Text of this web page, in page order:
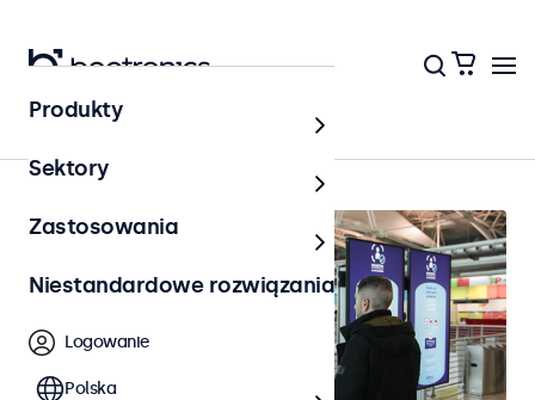
Kontrola dostępu
Produkty
Sektory
Zastosowania
Niestandardowe rozwiązania
Logowanie
Polska